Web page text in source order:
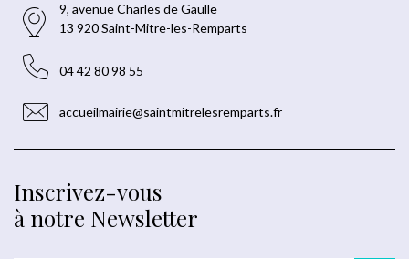
9, avenue Charles de Gaulle
13 920 Saint-Mitre-les-Remparts
04 42 80 98 55
accueilmairie@saintmitrelesremparts.fr
Inscrivez-vous
à notre Newsletter